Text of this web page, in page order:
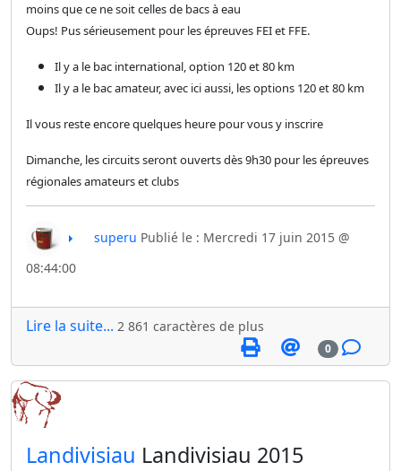
moins que ce ne soit celles de bacs à eau
Oups! Pus sérieusement pour les épreuves FEI et FFE.
Il y a le bac international, option 120 et 80 km
Il y a le bac amateur, avec ici aussi, les options 120 et 80 km
Il vous reste encore quelques heure pour vous y inscrire
Dimanche, les circuits seront ouverts dès 9h30 pour les épreuves
régionales amateurs et clubs
superu Publié le : Mercredi 17 juin 2015 @
08:44:00
Lire la suite... 2 861 caractères de plus
0
​Landivisiau Landivisiau 2015